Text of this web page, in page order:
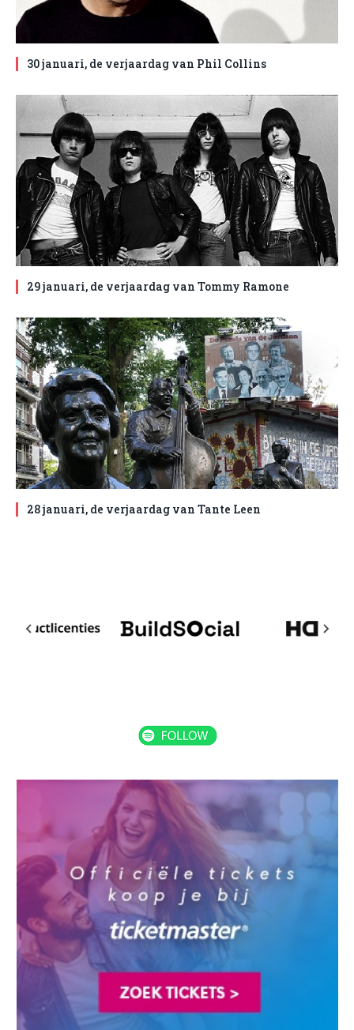
30 januari, de verjaardag van Phil Collins
29 januari, de verjaardag van Tommy Ramone
28 januari, de verjaardag van Tante Leen